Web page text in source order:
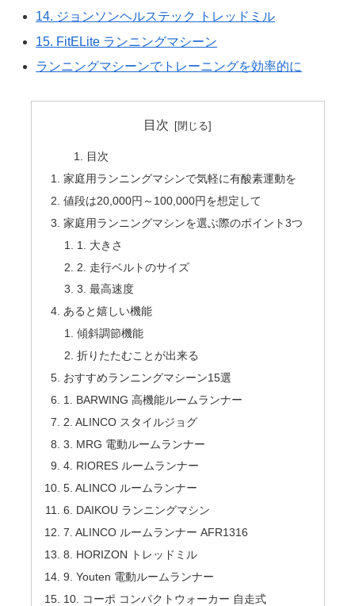
14. ジョンソンヘルステック トレッドミル
15. FitELite ランニングマシーン
ランニングマシーンでトレーニングを効率的に
目次
目次
家庭用ランニングマシンで気軽に有酸素運動を
値段は20,000円～100,000円を想定して
家庭用ランニングマシンを選ぶ際のポイント3つ
1. 大きさ
2. 走行ベルトのサイズ
3. 最高速度
あると嬉しい機能
傾斜調節機能
折りたたむことが出来る
おすすめランニングマシーン15選
1. BARWING 高機能ルームランナー
2. ALINCO スタイルジョグ
3. MRG 電動ルームランナー
4. RIORES ルームランナー
5. ALINCO ルームランナー
6. DAIKOU ランニングマシン
7. ALINCO ルームランナー AFR1316
8. HORIZON トレッドミル
9. Youten 電動ルームランナー
10. コーポ コンパクトウォーカー 自走式